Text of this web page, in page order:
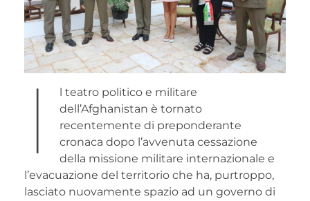
I
l teatro politico e militare
dell’Afghanistan è tornato
recentemente di preponderante
cronaca dopo l’avvenuta cessazione
della missione militare internazionale e
l’evacuazione del territorio che ha, purtroppo,
lasciato nuovamente spazio ad un governo di